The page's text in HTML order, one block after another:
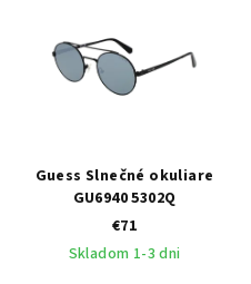
Guess Slnečné okuliare
GU6940 5302Q
€71
Skladom 1-3 dni